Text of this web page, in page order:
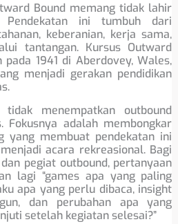
Bound memang tidak lahir
ini tumbuh dari
keberanian, kerja sama,
tantangan. Kursus Outward
1941 di Aberdovey, Wales,
menjadi gerakan pendidikan
menempatkan outbound
Fokusnya adalah membongkar
yang membuat pendekatan ini
acara rekreasional. Bagi
dan pegiat outbound, pertanyaan
lagi “games apa yang paling
apa yang perlu dibaca, insight
dan perubahan apa yang
setelah kegiatan selesai?”